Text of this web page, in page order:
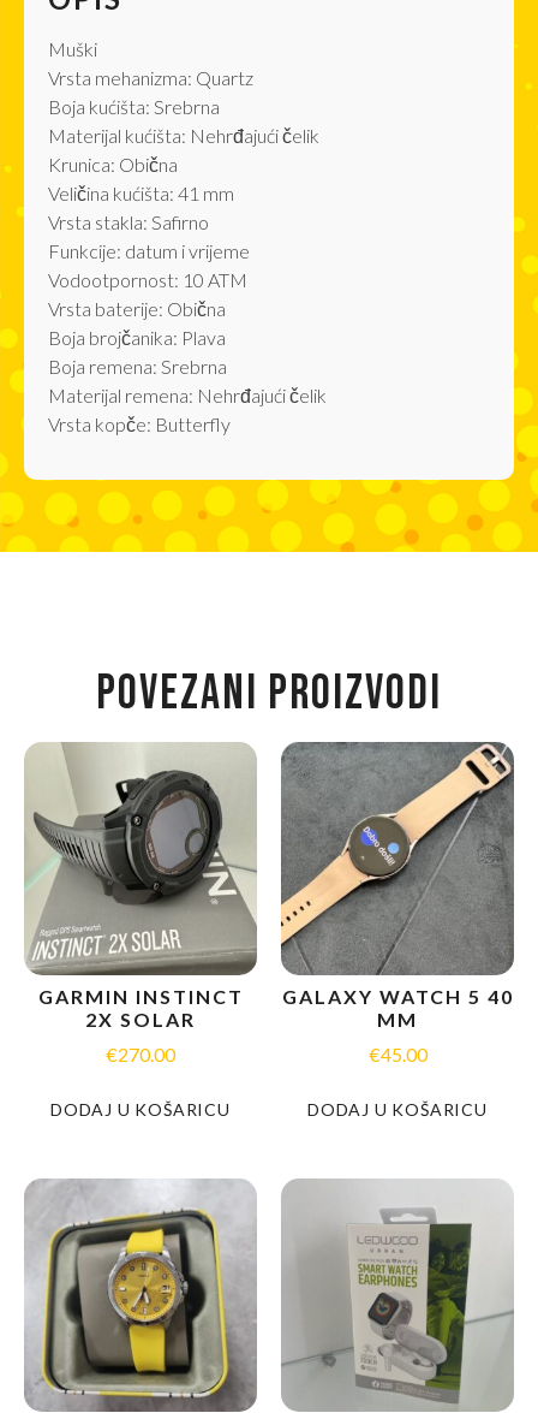
Muški
Vrsta mehanizma: Quartz
Boja kućišta: Srebrna
Materijal kućišta: Nehrđajući čelik
Krunica: Obična
Veličina kućišta: 41 mm
Vrsta stakla: Safirno
Funkcije: datum i vrijeme
Vodootpornost: 10 ATM
Vrsta baterije: Obična
Boja brojčanika: Plava
Boja remena: Srebrna
Materijal remena: Nehrđajući čelik
Vrsta kopče: Butterfly
POVEZANI PROIZVODI
GARMIN INSTINCT
2X SOLAR
€270.00
DODAJ U KOŠARICU
GALAXY WATCH 5 40
MM
€45.00
DODAJ U KOŠARICU